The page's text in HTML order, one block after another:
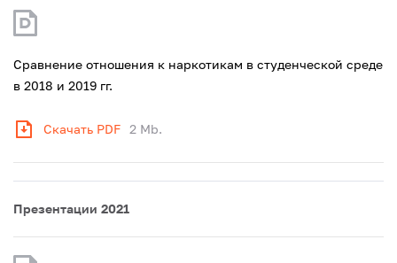
Сравнение отношения к наркотикам в студенческой среде
в 2018 и 2019 гг.
Скачать PDF 2 Mb.
Презентации 2021